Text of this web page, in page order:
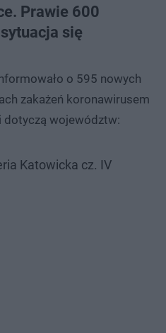
Prawie 600
się
o 595 nowych
zakażeń koronawirusem
dotyczą województw:
Katowicka cz. IV